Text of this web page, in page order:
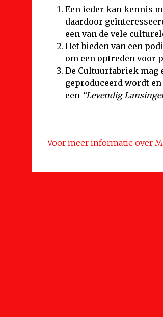
Een ieder kan kennis
daardoor
een van de vele
Het bieden van een
om een optreden voor
De Cultuurfabriek mag
geproduceerd wordt
een “Levendig
Voor meer informatie over